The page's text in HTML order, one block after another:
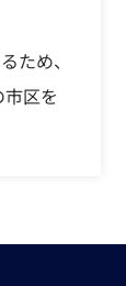
ため、
区を